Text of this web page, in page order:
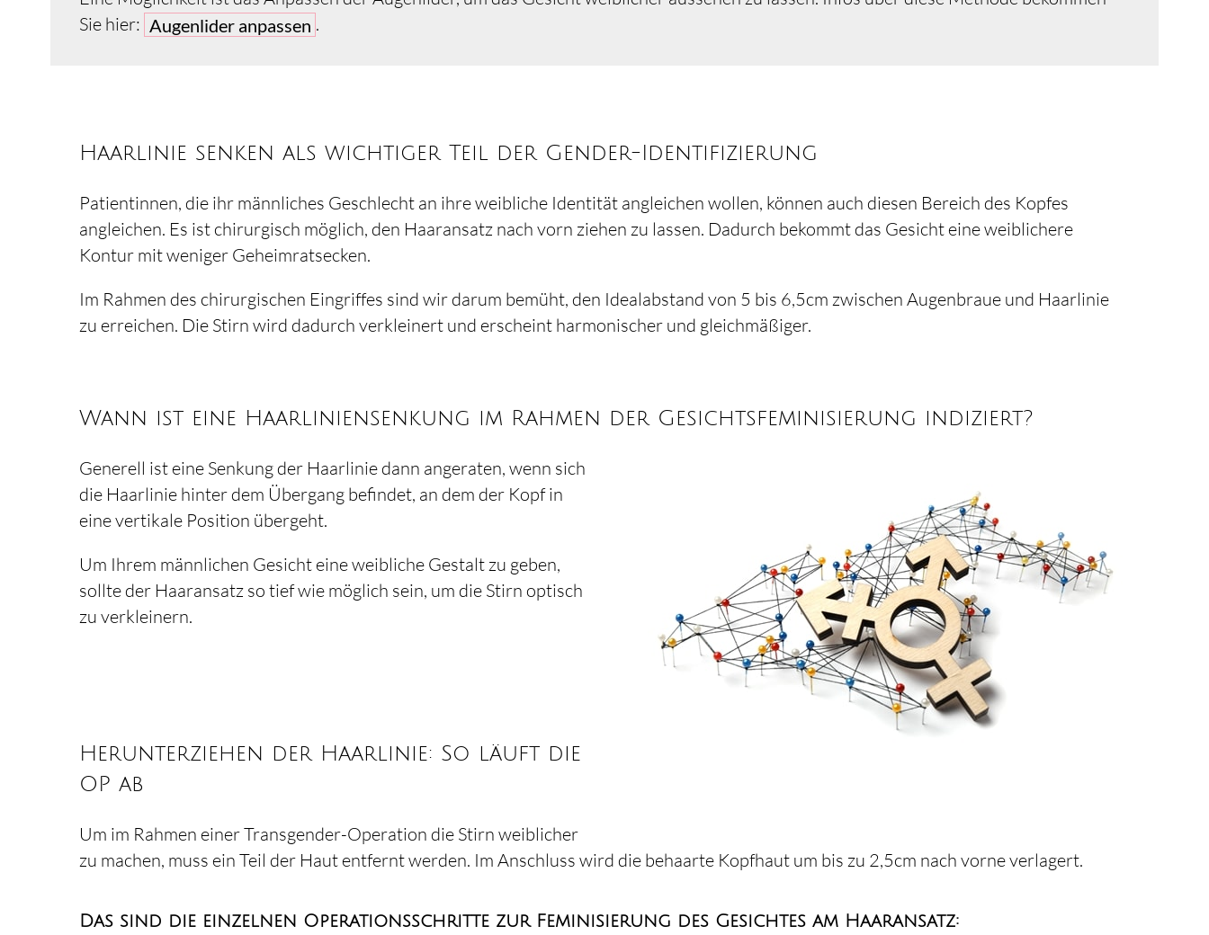
Sie hier: Augenlider anpassen .
Haarlinie senken als wichtiger Teil der Gender-Identifizierung
Patientinnen, die ihr männliches Geschlecht an ihre weibliche Identität angleichen wollen, können auch diesen Bereich des Kopfes
angleichen. Es ist chirurgisch möglich, den Haaransatz nach vorn ziehen zu lassen. Dadurch bekommt das Gesicht eine weiblichere
Kontur mit weniger Geheimratsecken.
Im Rahmen des chirurgischen Eingriffes sind wir darum bemüht, den Idealabstand von 5 bis 6,5cm zwischen Augenbraue und Haarlinie
zu erreichen. Die Stirn wird dadurch verkleinert und erscheint harmonischer und gleichmäßiger.
Wann ist eine Haarliniensenkung im Rahmen der Gesichtsfeminisierung indiziert?
Generell ist eine Senkung der Haarlinie dann angeraten, wenn sich
die Haarlinie hinter dem Übergang befindet, an dem der Kopf in
eine vertikale Position übergeht.
Um Ihrem männlichen Gesicht eine weibliche Gestalt zu geben,
sollte der Haaransatz so tief wie möglich sein, um die Stirn optisch
zu verkleinern.
Herunterziehen der Haarlinie: So läuft die
OP ab
Um im Rahmen einer Transgender-Operation die Stirn weiblicher
zu machen, muss ein Teil der Haut entfernt werden. Im Anschluss wird die behaarte Kopfhaut um bis zu 2,5cm nach vorne verlagert.
Das sind die einzelnen Operationsschritte zur Feminisierung des Gesichtes am Haaransatz: